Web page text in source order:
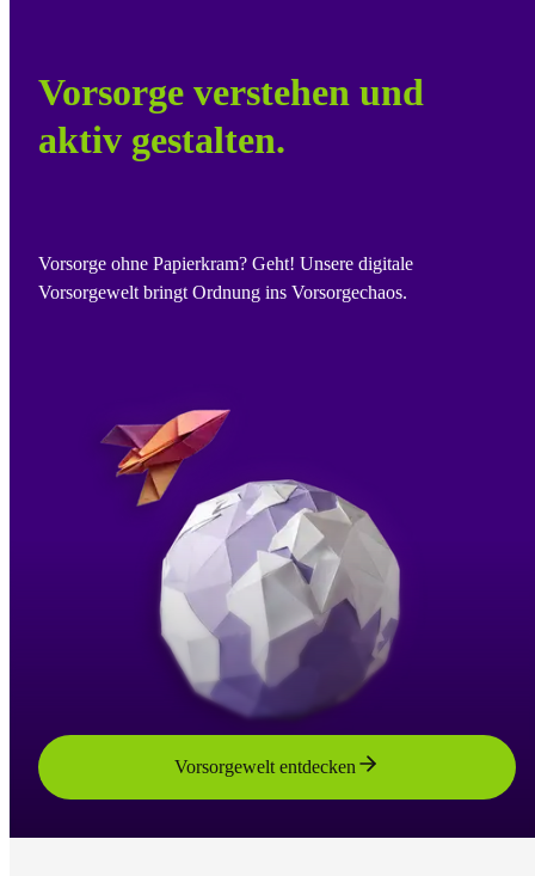
Vorsorge verstehen und
aktiv gestalten.
Vorsorge ohne Papierkram? Geht! Unsere digitale
Vorsorgewelt bringt Ordnung ins Vorsorgechaos.
Vorsorgewelt entdecken